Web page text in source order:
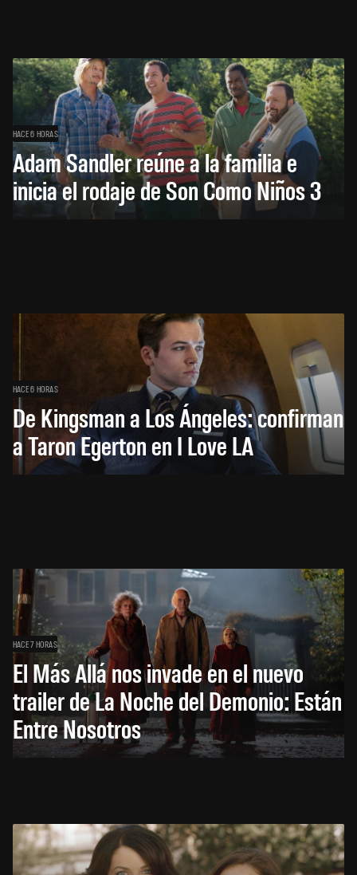
HACE 6 HORAS
Adam Sandler reúne a la familia e
inicia el rodaje de Son Como Niños 3
HACE 6 HORAS
De Kingsman a Los Ángeles: confirman
a Taron Egerton en I Love LA
HACE 7 HORAS
El Más Allá nos invade en el nuevo
trailer de La Noche del Demonio: Están
Entre Nosotros